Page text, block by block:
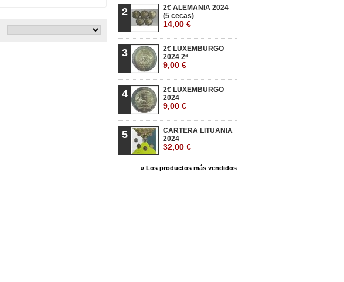
2
2€ ALEMANIA 2024
(5 cecas)
14,00 €
3
2€ LUXEMBURGO
2024 2ª
9,00 €
4
2€ LUXEMBURGO
2024
9,00 €
5
CARTERA LITUANIA
2024
32,00 €
» Los productos más vendidos